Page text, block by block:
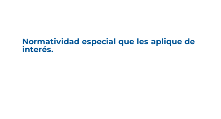
Normatividad especial que les aplique de
interés.